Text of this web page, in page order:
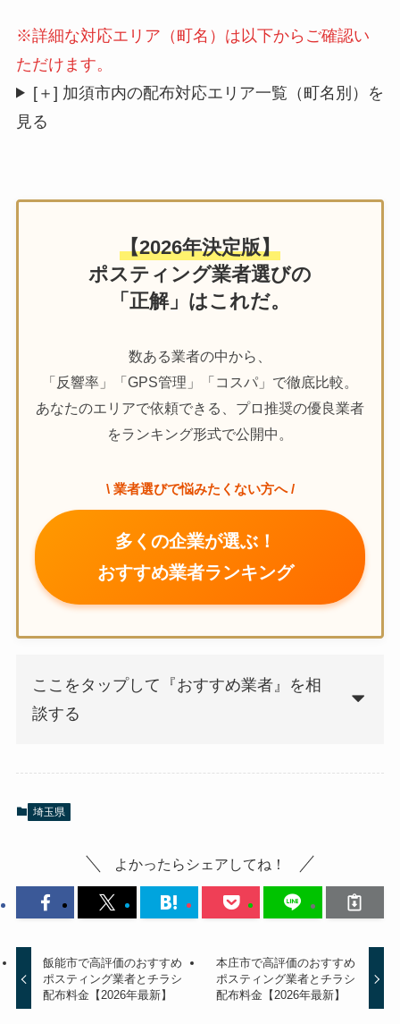
※詳細な対応エリア（町名）は以下からご確認い
ただけます。
[＋] 加須市内の配布対応エリア一覧（町名別）を
見る
【2026年決定版】
ポスティング業者選びの
「正解」はこれだ。
数ある業者の中から、
「反響率」「GPS管理」「コスパ」で徹底比較。
あなたのエリアで依頼できる、プロ推奨の優良業者
をランキング形式で公開中。
\ 業者選びで悩みたくない方へ /
多くの企業が選ぶ！
おすすめ業者ランキング
ここをタップして『おすすめ業者』を相
談する
埼玉県
よかったらシェアしてね！
飯能市で高評価のおすすめ
ポスティング業者とチラシ
配布料金【2026年最新】
本庄市で高評価のおすすめ
ポスティング業者とチラシ
配布料金【2026年最新】